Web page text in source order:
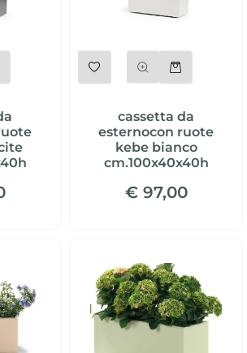
cassetta da
esternocon ruote
kebe bianco
cm.100x40x40h
€ 97,00